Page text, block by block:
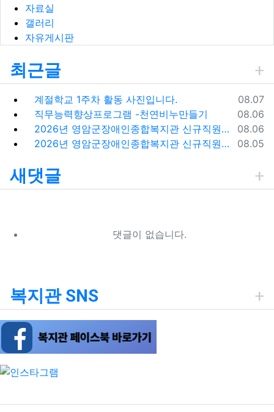
자료실
갤러리
자유게시판
최근글
등록일
08.07
계절학교 1주차 활동 사진입니다.
등록일
08.06
직무능력향상프로그램 -천연비누만들기
등록일
08.06
2026년 영암군장애인종합복지관 신규직원(팀원) 채용 재공고
등록일
08.05
2026년 영암군장애인종합복지관 신규직원(팀원) 채용 재공고 결과
새댓글
댓글이 없습니다.
복지관 SNS